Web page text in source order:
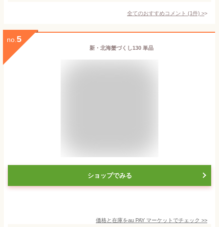
全てのおすすめコメント (1件) >
no. 5
新・北海蟹づくし130 単品
ショップでみる
価格と在庫をau PAY マーケット でチェック >>